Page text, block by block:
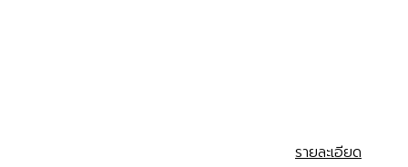
รายละเอียด